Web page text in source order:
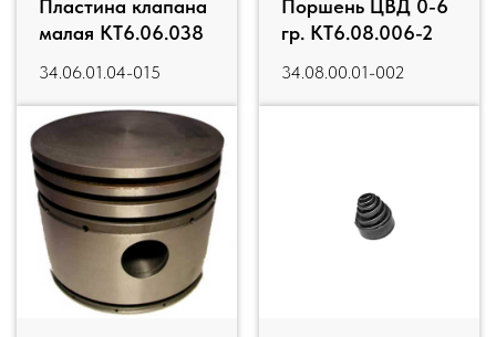
Пластина клапана
малая КТ6.06.038
34.06.01.04-015
Поршень ЦВД 0-6
гр. КТ6.08.006-2
34.08.00.01-002